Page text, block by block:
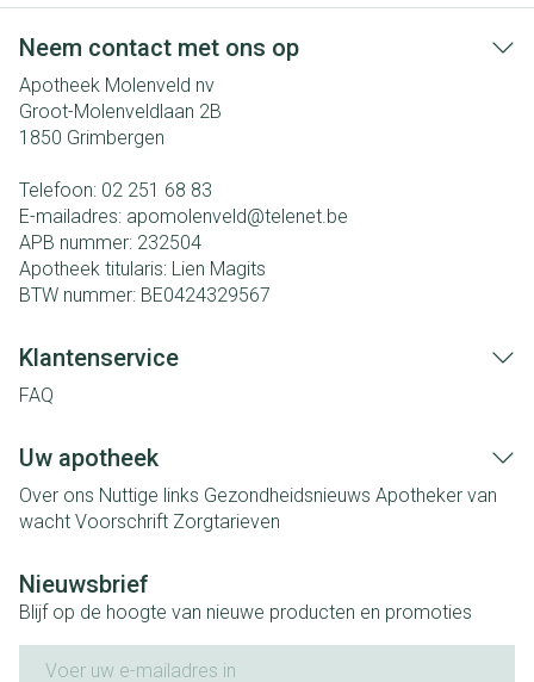
Neem contact met ons op
Apotheek Molenveld nv
Groot-Molenveldlaan 2B
1850 Grimbergen
Telefoon: 02 251 68 83
E-mailadres: apomolenveld@telenet.be
APB nummer: 232504
Apotheek titularis: Lien Magits
BTW nummer: BE0424329567
Klantenservice
FAQ
Uw apotheek
Over ons Nuttige links Gezondheidsnieuws Apotheker van
wacht Voorschrift Zorgtarieven
Nieuwsbrief
Blijf op de hoogte van nieuwe producten en promoties